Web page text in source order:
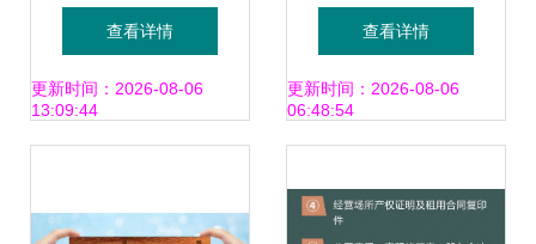
作品入围广东省网
络文化精品
查看详情
更新时间：2026-08-06
13:09:44
许可证办理指南 流
程、条件与注意事
查看详情
更新时间：2026-08-06
06:48:54